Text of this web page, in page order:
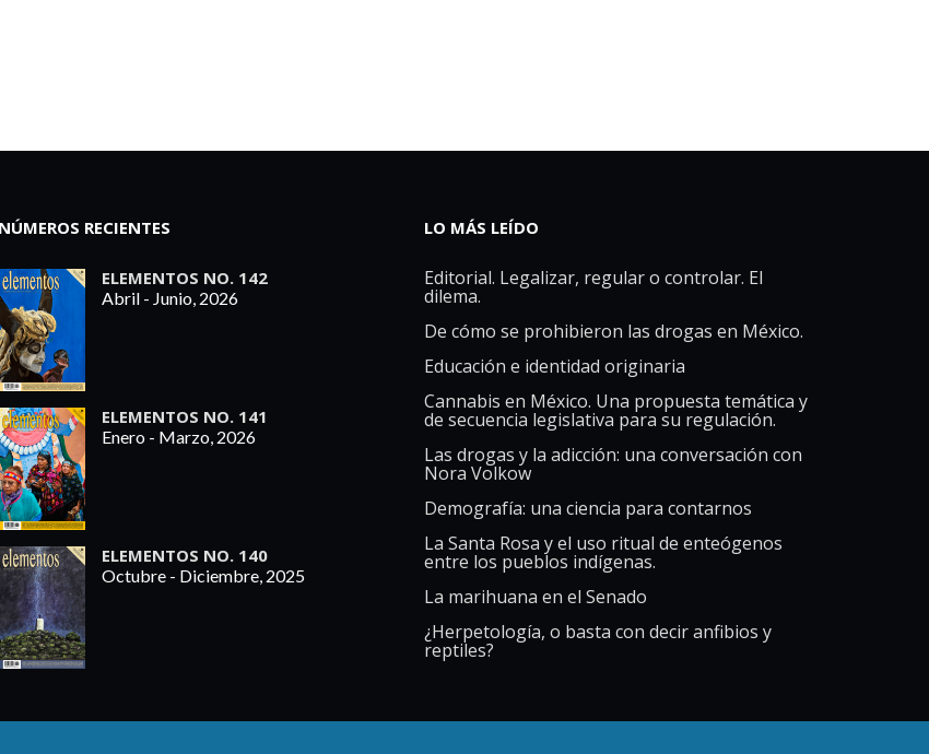
NÚMEROS RECIENTES
ELEMENTOS NO. 142
Abril - Junio, 2026
ELEMENTOS NO. 141
Enero - Marzo, 2026
ELEMENTOS NO. 140
Octubre - Diciembre, 2025
LO MÁS LEÍDO
Editorial. Legalizar, regular o controlar. El
dilema.
De cómo se prohibieron las drogas en México.
Educación e identidad originaria
Cannabis en México. Una propuesta temática y
de secuencia legislativa para su regulación.
Las drogas y la adicción: una conversación con
Nora Volkow
Demografía: una ciencia para contarnos
La Santa Rosa y el uso ritual de enteógenos
entre los pueblos indígenas.
La marihuana en el Senado
¿Herpetología, o basta con decir anfibios y
reptiles?